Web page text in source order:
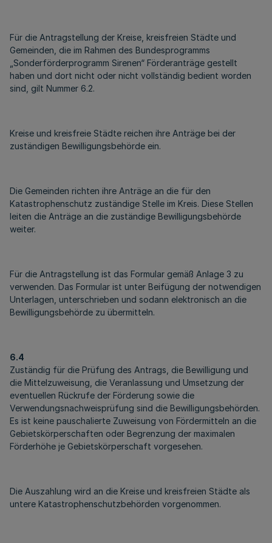
Für die Antragstellung der Kreise, kreisfreien Städte und
Gemeinden, die im Rahmen des Bundesprogramms
„Sonderförderprogramm Sirenen“ Förderanträge gestellt
haben und dort nicht oder nicht vollständig bedient worden
sind, gilt Nummer 6.2.
Kreise und kreisfreie Städte reichen ihre Anträge bei der
zuständigen Bewilligungsbehörde ein.
Die Gemeinden richten ihre Anträge an die für den
Katastrophenschutz zuständige Stelle im Kreis. Diese Stellen
leiten die Anträge an die zuständige Bewilligungsbehörde
weiter.
Für die Antragstellung ist das Formular gemäß Anlage 3 zu
verwenden. Das Formular ist unter Beifügung der notwendigen
Unterlagen, unterschrieben und sodann elektronisch an die
Bewilligungsbehörde zu übermitteln.
6.4
Zuständig für die Prüfung des Antrags, die Bewilligung und
die Mittelzuweisung, die Veranlassung und Umsetzung der
eventuellen Rückrufe der Förderung sowie die
Verwendungsnachweisprüfung sind die Bewilligungsbehörden.
Es ist keine pauschalierte Zuweisung von Fördermitteln an die
Gebietskörperschaften oder Begrenzung der maximalen
Förderhöhe je Gebietskörperschaft vorgesehen.
Die Auszahlung wird an die Kreise und kreisfreien Städte als
untere Katastrophenschutzbehörden vorgenommen.